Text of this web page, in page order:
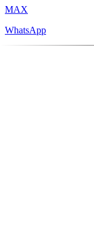
MAX
WhatsApp